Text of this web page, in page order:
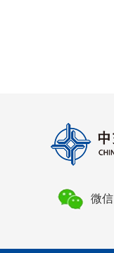
微信